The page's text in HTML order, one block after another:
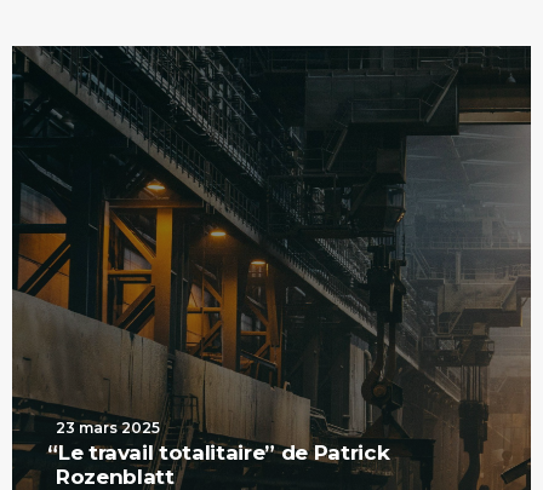
23 mars 2025
“Le travail totalitaire” de Patrick
Rozenblatt